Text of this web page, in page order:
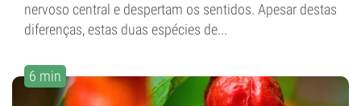
nervoso central e despertam os sentidos. Apesar destas
diferenças, estas duas espécies de...
6 min